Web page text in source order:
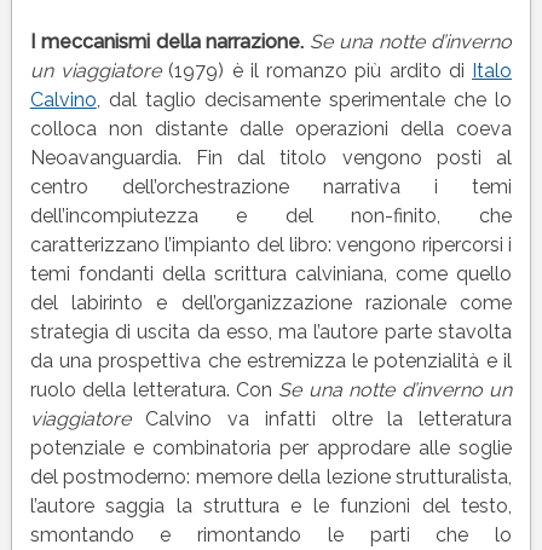
I meccanismi della narrazione. Se una notte d’inverno
un viaggiatore (1979) è il romanzo più ardito di Italo
Calvino, dal taglio decisamente sperimentale che lo
colloca non distante dalle operazioni della coeva
Neoavanguardia. Fin dal titolo vengono posti al
centro dell’orchestrazione narrativa i temi
dell’incompiutezza e del non-finito, che
caratterizzano l’impianto del libro: vengono ripercorsi i
temi fondanti della scrittura calviniana, come quello
del labirinto e dell’organizzazione razionale come
strategia di uscita da esso, ma l’autore parte stavolta
da una prospettiva che estremizza le potenzialità e il
ruolo della letteratura. Con Se una notte d’inverno un
viaggiatore Calvino va infatti oltre la letteratura
potenziale e combinatoria per approdare alle soglie
del postmoderno: memore della lezione strutturalista,
l’autore saggia la struttura e le funzioni del testo,
smontando e rimontando le parti che lo